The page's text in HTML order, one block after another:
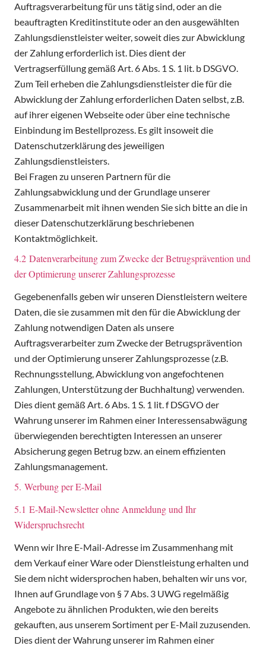
Auftragsverarbeitung für uns tätig sind, oder an die
beauftragten Kreditinstitute oder an den ausgewählten
Zahlungsdienstleister weiter, soweit dies zur Abwicklung
der Zahlung erforderlich ist. Dies dient der
Vertragserfüllung gemäß Art. 6 Abs. 1 S. 1 lit. b DSGVO.
Zum Teil erheben die Zahlungsdienstleister die für die
Abwicklung der Zahlung erforderlichen Daten selbst, z.B.
auf ihrer eigenen Webseite oder über eine technische
Einbindung im Bestellprozess. Es gilt insoweit die
Datenschutzerklärung des jeweiligen
Zahlungsdienstleisters.
Bei Fragen zu unseren Partnern für die
Zahlungsabwicklung und der Grundlage unserer
Zusammenarbeit mit ihnen wenden Sie sich bitte an die in
dieser Datenschutzerklärung beschriebenen
Kontaktmöglichkeit.
4.2 Datenverarbeitung zum Zwecke der Betrugsprävention und
der Optimierung unserer Zahlungsprozesse
Gegebenenfalls geben wir unseren Dienstleistern weitere
Daten, die sie zusammen mit den für die Abwicklung der
Zahlung notwendigen Daten als unsere
Auftragsverarbeiter zum Zwecke der Betrugsprävention
und der Optimierung unserer Zahlungsprozesse (z.B.
Rechnungsstellung, Abwicklung von angefochtenen
Zahlungen, Unterstützung der Buchhaltung) verwenden.
Dies dient gemäß Art. 6 Abs. 1 S. 1 lit. f DSGVO der
Wahrung unserer im Rahmen einer Interessensabwägung
überwiegenden berechtigten Interessen an unserer
Absicherung gegen Betrug bzw. an einem effizienten
Zahlungsmanagement.
5. Werbung per E-Mail
5.1 E-Mail-Newsletter ohne Anmeldung und Ihr
Widerspruchsrecht
Wenn wir Ihre E-Mail-Adresse im Zusammenhang mit
dem Verkauf einer Ware oder Dienstleistung erhalten und
Sie dem nicht widersprochen haben, behalten wir uns vor,
Ihnen auf Grundlage von § 7 Abs. 3 UWG regelmäßig
Angebote zu ähnlichen Produkten, wie den bereits
gekauften, aus unserem Sortiment per E-Mail zuzusenden.
Dies dient der Wahrung unserer im Rahmen einer